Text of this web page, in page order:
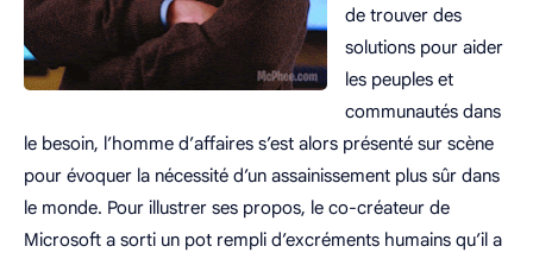
de trouver des
solutions pour aider
les peuples et
communautés dans
le besoin, l’homme d’affaires s’est alors présenté sur scène
pour évoquer la nécessité d’un assainissement plus sûr dans
le monde. Pour illustrer ses propos, le co-créateur de
Microsoft a sorti un pot rempli d’excréments humains qu’il a